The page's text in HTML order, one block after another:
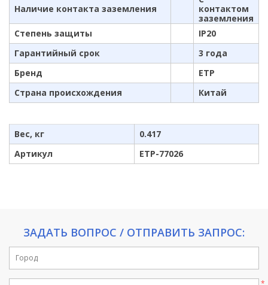
Наличие контакта заземления
контактом
заземления
Степень защиты
IP20
Гарантийный срок
3 года
Бренд
ETP
Страна происхождения
Китай
Вес, кг
0.417
Артикул
ETP-77026
ЗАДАТЬ ВОПРОС / ОТПРАВИТЬ ЗАПРОС: